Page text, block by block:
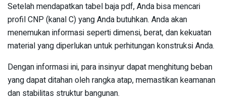
Setelah mendapatkan tabel baja pdf, Anda bisa mencari
profil CNP (kanal C) yang Anda butuhkan. Anda akan
menemukan informasi seperti dimensi, berat, dan kekuatan
material yang diperlukan untuk perhitungan konstruksi Anda.
Dengan informasi ini, para insinyur dapat menghitung beban
yang dapat ditahan oleh rangka atap, memastikan keamanan
dan stabilitas struktur bangunan.